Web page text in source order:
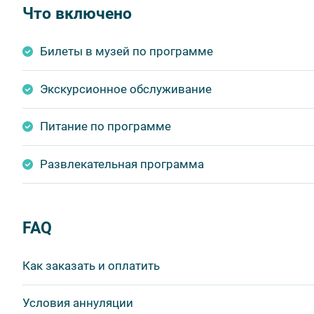
Позже, за чашкой чая с тортом, школьники поделятся
Расписание:
развлекательная программа — 1 час
чаепитие (торт, чай и соки) — 30 минут.
Внимание!
Один ребенок — один взрослый.
Можно приносить свои угощения.
Что включено
Билеты в музей по программе
Экскурсионное обслуживание
Питание по программе
Развлекательная программа
FAQ
Как заказать и оплатить
1 шаг: отправить заявку.
Условия аннуляции